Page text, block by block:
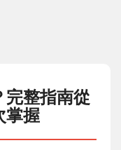
完整指南從
掌握